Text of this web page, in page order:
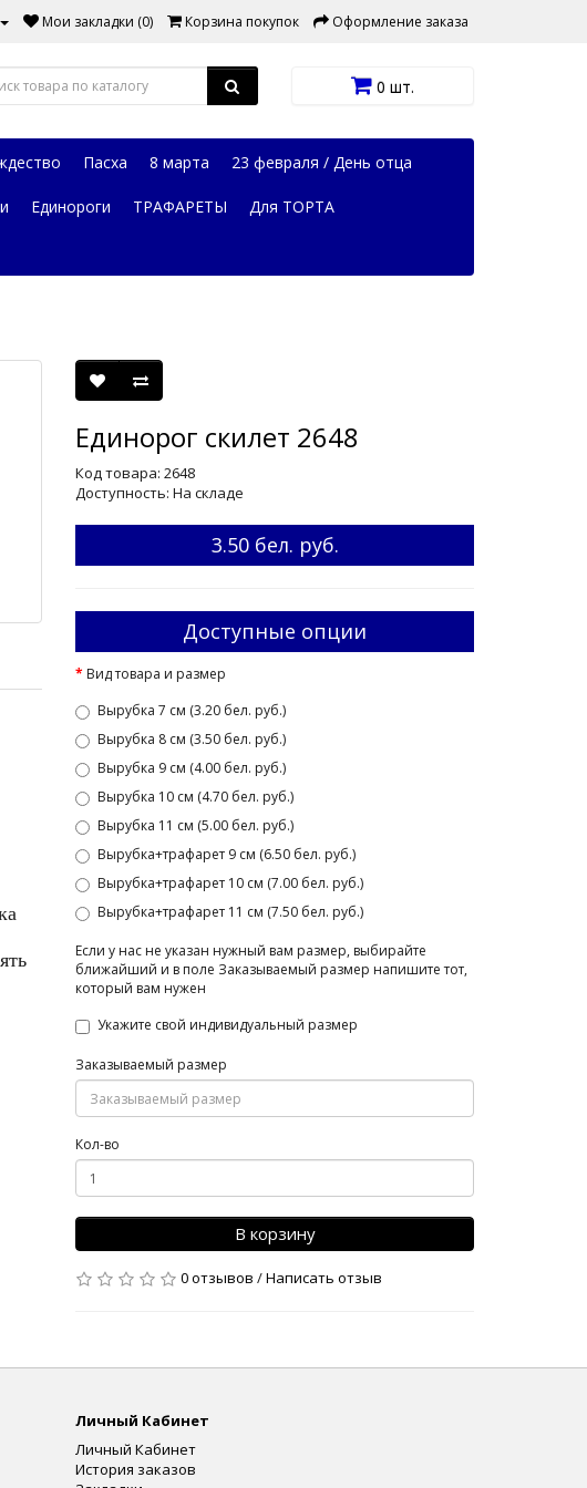
Мои закладки (0) Корзина покупок Оформление заказа
0 шт.
Пасха 8 марта 23 февраля / День отца
Единороги ТРАФАРЕТЫ Для ТОРТА
Единорог скилет 2648
Код товара: 2648
Доступность: На складе
3.50 бел. руб.
Доступные опции
Вид товара и размер
Вырубка 7 см (3.20 бел. руб.)
Вырубка 8 см (3.50 бел. руб.)
Вырубка 9 см (4.00 бел. руб.)
Вырубка 10 см (4.70 бел. руб.)
Вырубка 11 см (5.00 бел. руб.)
Вырубка+трафарет 9 см (6.50 бел. руб.)
Вырубка+трафарет 10 см (7.00 бел. руб.)
Вырубка+трафарет 11 см (7.50 бел. руб.)
Если у нас не указан нужный вам размер, выбирайте
ближайший и в поле Заказываемый размер напишите тот,
который вам нужен
Укажите свой индивидуальный размер
Заказываемый размер
Кол-во
В корзину
0 отзывов /Написать отзыв
Личный Кабинет
Личный Кабинет
История заказов